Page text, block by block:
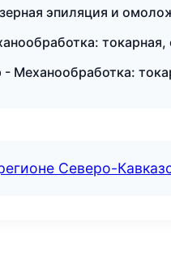
эпиляция и
токарная,
Механообработка:
Северо-